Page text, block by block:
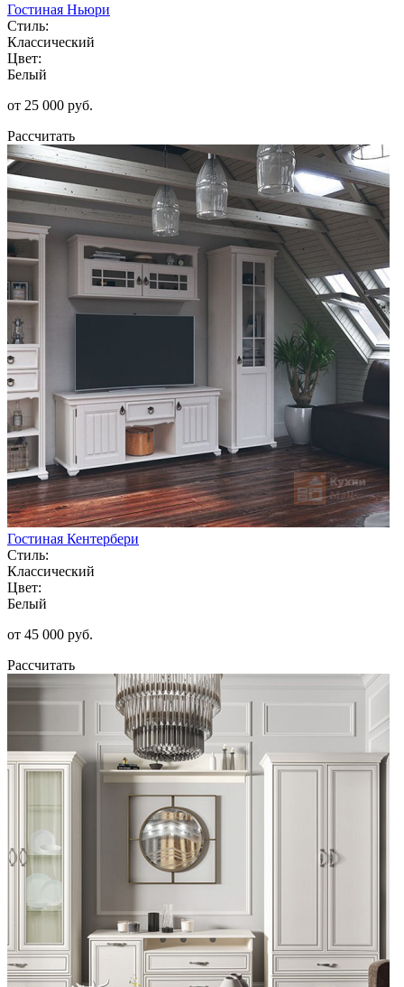
Гостиная Ньюри
Стиль:
Классический
Цвет:
Белый
от 25 000 руб.
Рассчитать
Гостиная Кентербери
Стиль:
Классический
Цвет:
Белый
от 45 000 руб.
Рассчитать